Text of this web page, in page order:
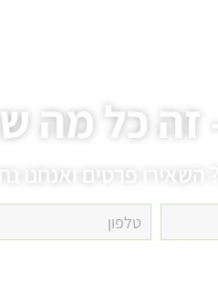
כל מה
השאירו פרטים ואנחנו